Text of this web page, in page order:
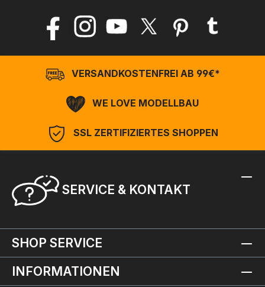
VERSANDKOSTENFREI AB 99€*
WE LOVE MODELLBAU
SSL ZERTIFIZIERTES SHOPPEN
SERVICE & KONTAKT
SHOP SERVICE
INFORMATIONEN